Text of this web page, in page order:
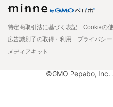
特定商取引法に基づく表記
Cookieの
広告識別子の取得・利用
プライバシ
メディアキット
©GMO Pepabo, Inc.